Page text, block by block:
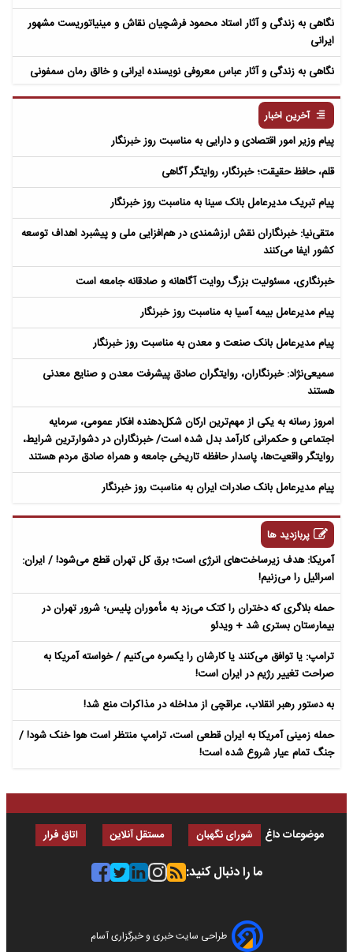
نگاهی به زندگی و آثار استاد محمود فرشچیان نقاش و مینیاتوریست مشهور
ایرانی
نگاهی به زندگی و آثار عباس معروفی نویسنده ایرانی و خالق رمان سمفونی
آخرین اخبار
پیام وزیر امور اقتصادی و دارایی به مناسبت روز خبرنگار
قلم، حافظ حقیقت؛ خبرنگار، روایتگر آگاهی
پیام تبریک مدیرعامل بانک سینا به مناسبت روز خبرنگار
متقی‌نیا: خبرنگاران نقش ارزشمندی در هم‌افزایی ملی و پیشبرد اهداف توسعه
کشور ایفا می‌کنند
خبرنگاری، مسئولیت بزرگ روایت آگاهانه و صادقانه جامعه است
پیام مدیرعامل بیمه آسیا به مناسبت روز خبرنگار
پیام مدیرعامل بانک صنعت و معدن به مناسبت روز خبرنگار
سمیعی‌نژاد: خبرنگاران، روایتگران صادق پیشرفت معدن و صنایع معدنی
هستند
امروز رسانه به یکی از مهم‌ترین ارکان شکل‌دهنده افکار عمومی، سرمایه
اجتماعی و حکمرانی کارآمد بدل شده است/ خبرنگاران در دشوارترین شرایط،
روایتگر واقعیت‌ها، پاسدار حافظه تاریخی جامعه و همراه صادق مردم هستند
پیام مدیرعامل بانک صادرات ایران به مناسبت روز خبرنگار
پربازدید ها
آمریکا: هدف زیرساخت‌های انرژی است؛ برق کل تهران قطع می‌شود! / ایران:
اسرائیل را می‌زنیم!
حمله بلاگری که دختران را کتک می‌زد به مأموران پلیس؛ شرور تهران در
بیمارستان بستری شد + ویدئو
ترامپ: یا توافق می‌کنند یا کارشان را یکسره می‌کنیم / خواسته آمریکا به
صراحت تغییر رژیم در ایران است!
به دستور رهبر انقلاب، عراقچی از مداخله در مذاکرات منع شد!
حمله زمینی آمریکا به ایران قطعی است، ترامپ منتظر است هوا خنک شود! /
جنگ تمام عیار شروع شده است!
موضوعات داغ شورای نگهبان مستقل آنلاین اتاق فرار
ما را دنبال کنید:
طراحی سایت خبری و خبرگزاری آسام